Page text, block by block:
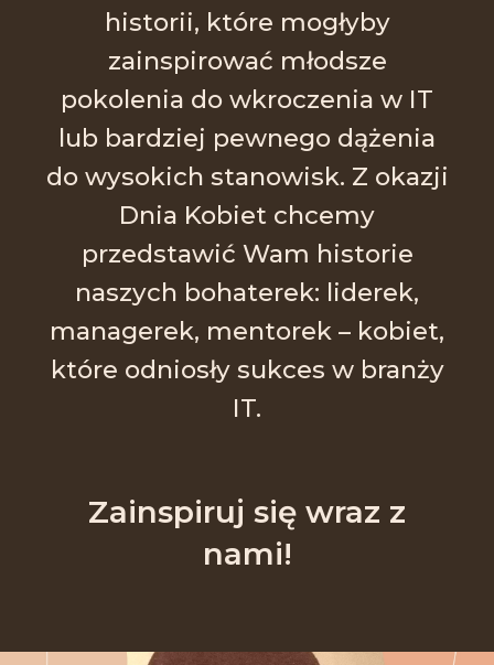
historii, które mogłyby
zainspirować młodsze
pokolenia do wkroczenia w IT
lub bardziej pewnego dążenia
do wysokich stanowisk. Z okazji
Dnia Kobiet chcemy
przedstawić Wam historie
naszych bohaterek: liderek,
managerek, mentorek – kobiet,
które odniosły sukces w branży
IT.
Zainspiruj się wraz z
nami!